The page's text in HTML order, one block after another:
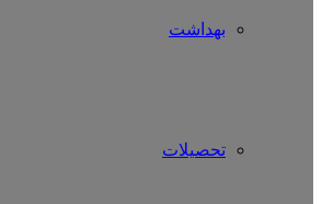
بهداشت
تحصیلات